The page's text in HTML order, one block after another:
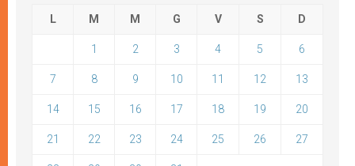
L M M G V S D
1 2 3 4 5 6
7 8 9 10 11 12 13
14 15 16 17 18 19 20
21 22 23 24 25 26 27